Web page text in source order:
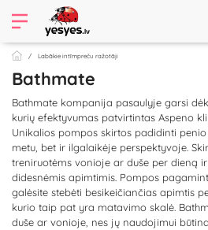
Labākie intīmpreču ražotāji
Bathmate
Bathmate kompanija pasaulyje garsi
kurių efektyvumas patvirtintas Aspeno
Unikalios pompos skirtos padidinti
metu, bet ir ilgalaikėje perspektyvoje.
treniruotėms vonioje ar duše per dieną
didesnėmis apimtimis. Pompos
galėsite stebėti besikeičiančias apimtis
kurio taip pat yra matavimo skalė.
duše ar vonioje, nes jų naudojimui